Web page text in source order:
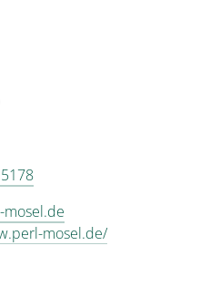
mosel.de
mosel.de/